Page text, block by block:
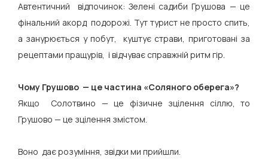
Автентичний відпочинок: Зелені садиби Грушова — це
фінальний акорд подорожі. Тут турист не просто спить,
а занурюється у побут, куштує страви, приготовані за
рецептами пращурів, і відчуває справжній ритм гір.
Чому Грушово — це частина «Соляного оберега»?
Якщо Солотвино — це фізичне зцілення сіллю, то
Грушово — це зцілення змістом.
Воно дає розуміння, звідки ми прийшли.